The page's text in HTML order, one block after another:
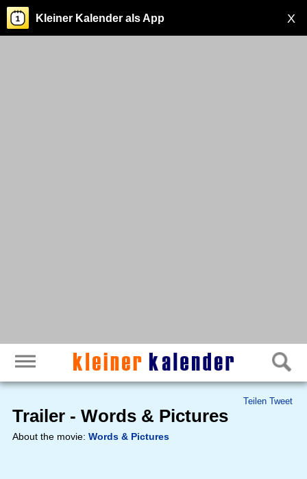
X
Kleiner Kalender als App
Teilen Tweet
Trailer - Words & Pictures
About the movie: Words & Pictures